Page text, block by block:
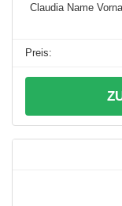
Claudia Name